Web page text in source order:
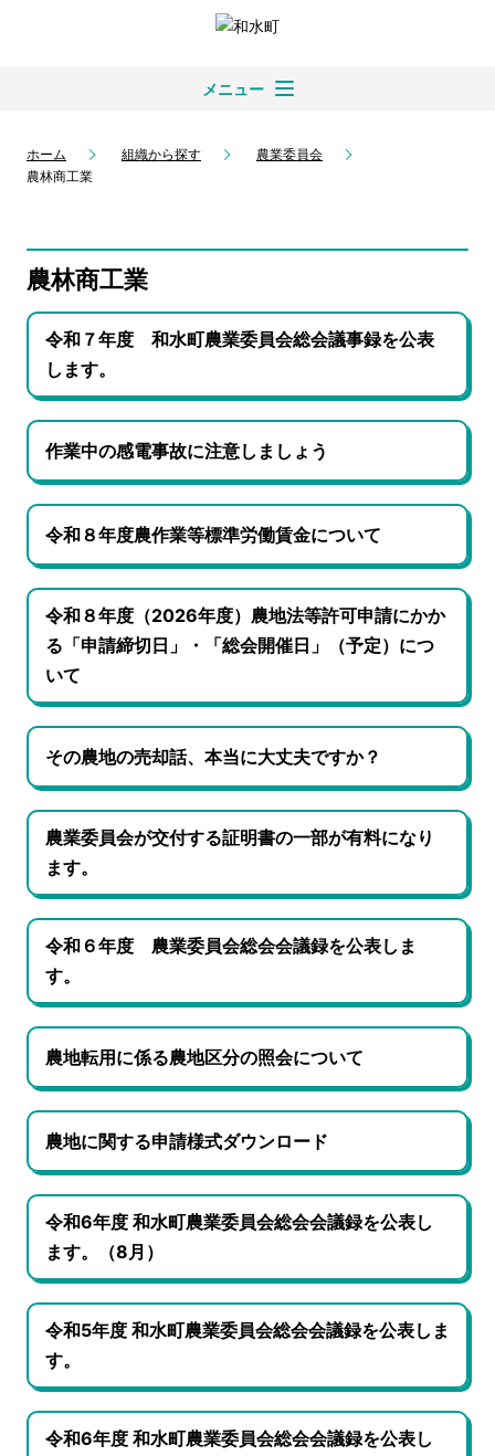
メニュー
ホーム 組織から探す
農業委員会
農林商工業
農林商工業
令和７年度 和水町農業委員会総会議事録を公表
します。
作業中の感電事故に注意しましょう
令和８年度農作業等標準労働賃金について
令和８年度（2026年度）農地法等許可申請にかか
る「申請締切日」・「総会開催日」（予定）につ
いて
その農地の売却話、本当に大丈夫ですか？
農業委員会が交付する証明書の一部が有料になり
ます。
令和６年度 農業委員会総会会議録を公表しま
す。
農地転用に係る農地区分の照会について
農地に関する申請様式ダウンロード
令和6年度 和水町農業委員会総会会議録を公表し
ます。（8月）
令和5年度 和水町農業委員会総会会議録を公表しま
す。
令和6年度 和水町農業委員会総会会議録を公表し